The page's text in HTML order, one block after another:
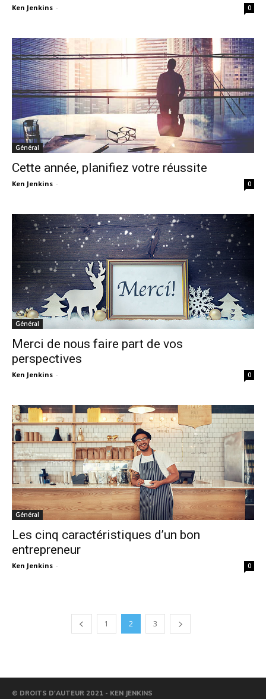
Ken Jenkins - 0
Général
Cette année, planifiez votre réussite
Ken Jenkins - 0
Général
Merci de nous faire part de vos
perspectives
Ken Jenkins - 0
Général
Les cinq caractéristiques d’un bon
entrepreneur
Ken Jenkins - 0
1 2 3
© DROITS D'AUTEUR 2021 - KEN JENKINS